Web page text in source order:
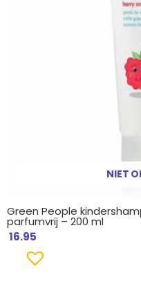
NIET
Green People
parfumvrij – 200 ml
16.95